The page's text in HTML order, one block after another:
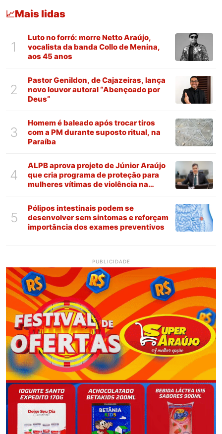
📈Mais lidas
1
Luto no forró: morre Netto Araújo,
vocalista da banda Collo de Menina,
aos 45 anos
2
Pastor Genildon, de Cajazeiras, lança
novo louvor autoral “Abençoado por
Deus”
3
Homem é baleado após trocar tiros
com a PM durante suposto ritual, na
Paraíba
4
ALPB aprova projeto de Júnior Araújo
que cria programa de proteção para
mulheres vítimas de violência na
5
Pólipos intestinais podem se
desenvolver sem sintomas e reforçam
importância dos exames preventivos
PUBLICIDADE